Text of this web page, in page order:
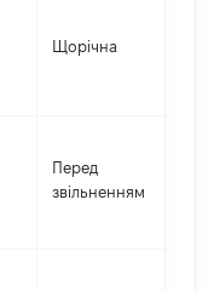
Щорічна
Перед
звільненням